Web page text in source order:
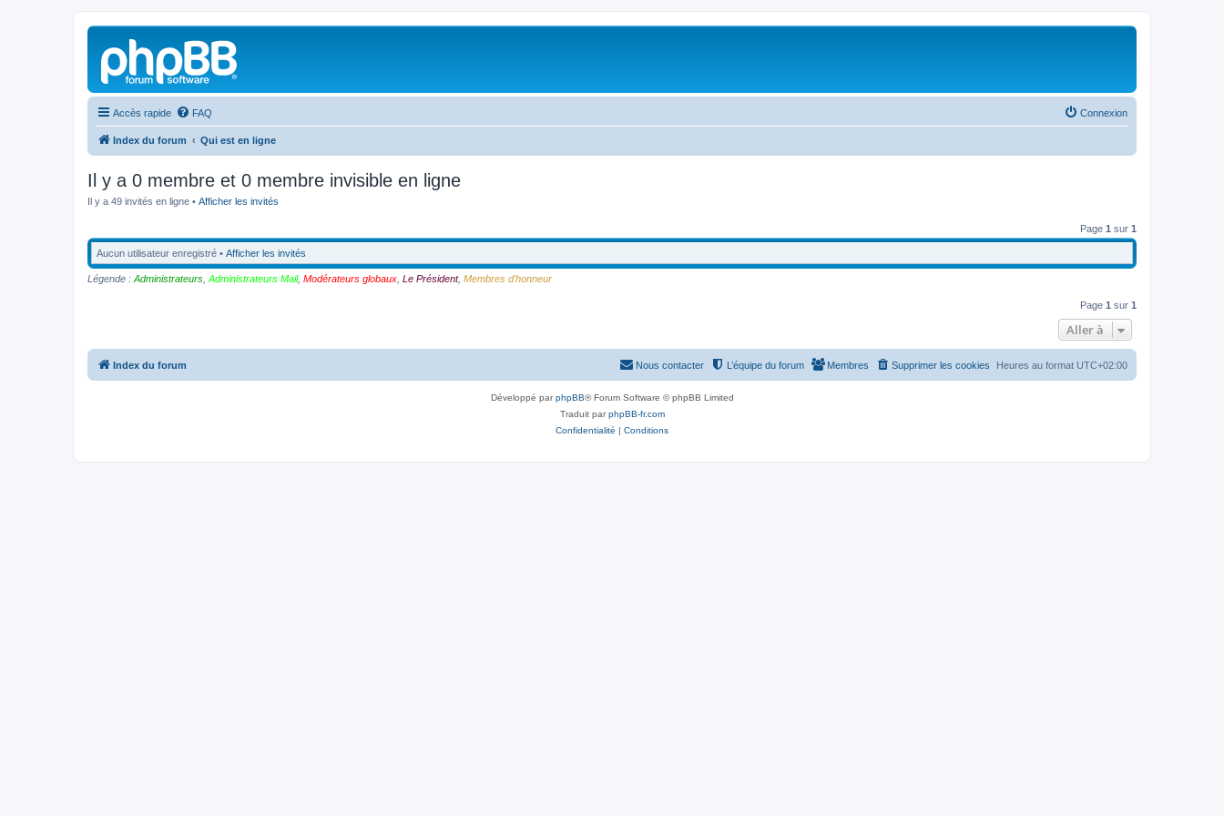
Accès rapide FAQ Connexion
Index du forum Qui est en ligne
Il y a 0 membre et 0 membre invisible en ligne
Il y a 49 invités en ligne • Afficher les invités
Page 1 sur 1
Aucun utilisateur enregistré • Afficher les invités
Légende : Administrateurs Administrateurs Mail, Modérateurs globaux Le Président, Membres d'honneur
Page 1 sur 1
Aller à
Index du forum Heures au format UTC+02:00
Supprimer les cookies
Membres
L’équipe du forum
Nous contacter
Développé parphpBB® Forum Software © phpBB Limited
Traduit parphpBB-fr.com
Confidentialité | Conditions